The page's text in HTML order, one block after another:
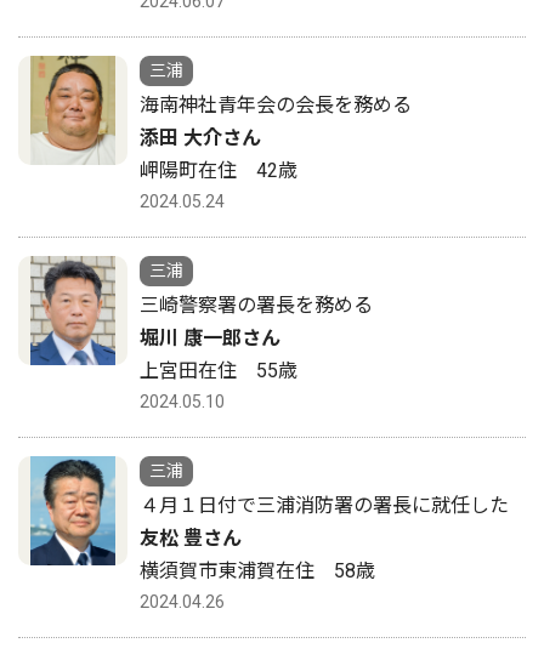
三浦
海南神社青年会の会長を務める
添田 大介さん
岬陽町在住 42歳
2024.05.24
三浦
三崎警察署の署長を務める
堀川 康一郎さん
上宮田在住 55歳
2024.05.10
三浦
４月１日付で三浦消防署の署長に就任した
友松 豊さん
横須賀市東浦賀在住 58歳
2024.04.26